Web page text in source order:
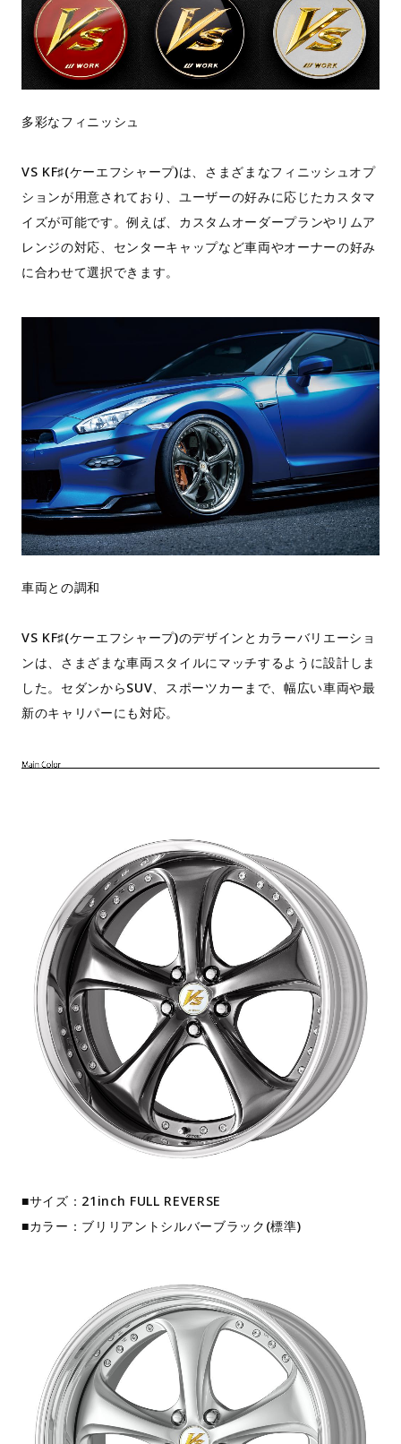
多彩なフィニッシュ
VS KF♯(ケーエフシャープ)は、さまざまなフィニッシュオプ
ションが用意されており、ユーザーの好みに応じたカスタマ
イズが可能です。例えば、カスタムオーダープランやリムア
レンジの対応、センターキャップなど車両やオーナーの好み
に合わせて選択できます。
車両との調和
VS KF♯(ケーエフシャープ)のデザインとカラーバリエーショ
ンは、さまざまな車両スタイルにマッチするように設計しま
した。セダンからSUV、スポーツカーまで、幅広い車両や最
新のキャリパーにも対応。
■サイズ：21inch FULL REVERSE
■カラー：ブリリアントシルバーブラック(標準)